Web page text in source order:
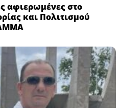
αφιερωμένες στο
και Πολιτισμού